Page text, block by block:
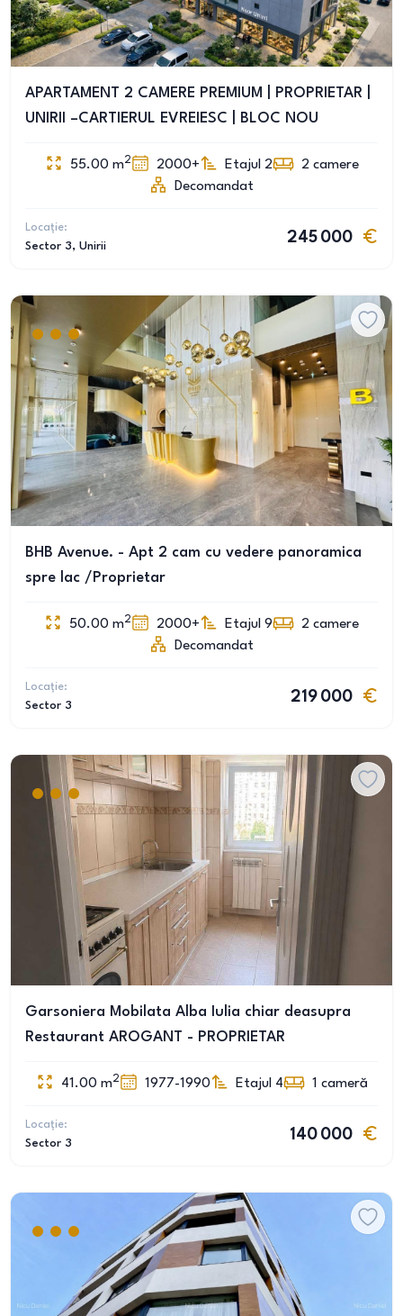
APARTAMENT 2 CAMERE PREMIUM | PROPRIETAR |
UNIRII –CARTIERUL EVREIESC | BLOC NOU
55.00 m2 2000+ Etajul 2 2 camere
Decomandat
Locație:
Sector 3, Unirii
245 000
BHB Avenue. - Apt 2 cam cu vedere panoramica
spre lac /Proprietar
50.00 m2 2000+ Etajul 9 2 camere
Decomandat
Locație:
Sector 3
219 000
Garsoniera Mobilata Alba Iulia chiar deasupra
Restaurant AROGANT - PROPRIETAR
41.00 m2 1977-1990 Etajul 4 1 cameră
Locație:
Sector 3
140 000